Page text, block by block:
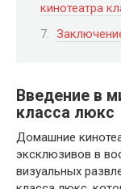
кинотеатра
Введение в
класса люкс
Домашние
эксклюзивов в
визуальных